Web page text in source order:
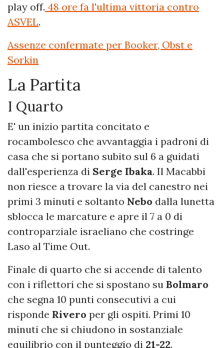
play off. 48 ore fa l'ultima vittoria contro
ASVEL.
Assenze confermate per Booker, Obst e
Sorkin
La Partita
I Quarto
E' un inizio partita concitato e
rocambolesco che avvantaggia i padroni di
casa che si portano subito sul 6 a guidati
dall'esperienza di Serge Ibaka. Il Macabbi
non riesce a trovare la via del canestro nei
primi 3 minuti e soltanto Nebo dalla lunetta
sblocca le marcature e apre il 7 a 0 di
controparziale israeliano che costringe
Laso al Time Out.
Finale di quarto che si accende di talento
con i riflettori che si spostano su Bolmaro
che segna 10 punti consecutivi a cui
risponde Rivero per gli ospiti. Primi 10
minuti che si chiudono in sostanziale
equilibrio con il punteggio di 21-22.